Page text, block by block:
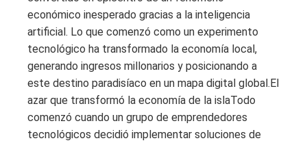
económico inesperado gracias a la inteligencia
artificial. Lo que comenzó como un experimento
tecnológico ha transformado la economía local,
generando ingresos millonarios y posicionando a
este destino paradisíaco en un mapa digital global.El
azar que transformó la economía de la islaTodo
comenzó cuando un grupo de emprendedores
tecnológicos decidió implementar soluciones de